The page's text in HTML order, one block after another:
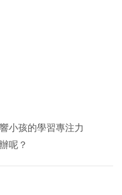
小孩的學習專注力
呢？